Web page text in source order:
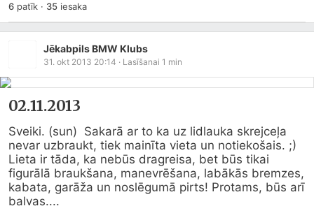
6patīk · 35iesaka
Jēkabpils BMW Klubs
31. okt 2013 20:14 · Lasīšanai 1 min
02.11.2013
Sveiki. (sun)  Sakarā ar to ka uz lidlauka skrejceļa
nevar uzbraukt, tiek mainīta vieta un notiekošais. ;)
Lieta ir tāda, ka nebūs dragreisa, bet būs tikai
figurālā braukšana, manevrēšana, labākās bremzes,
kabata, garāža un noslēgumā pirts! Protams, būs arī
balvas....